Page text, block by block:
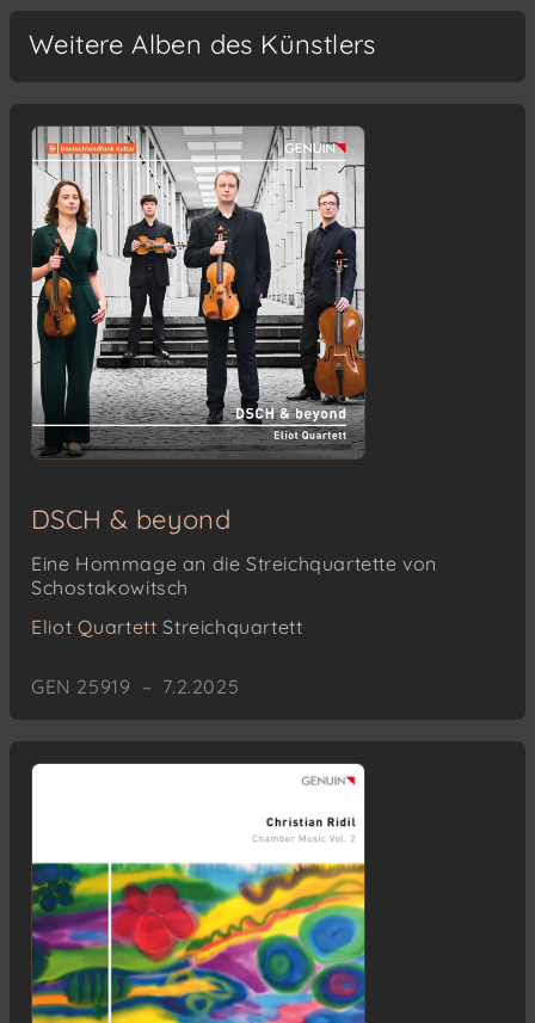
Weitere Alben des Künstlers
DSCH & beyond
Eine Hommage an die Streichquartette von
Schostakowitsch
Eliot Quartett Streichquartett
GEN 25919 – 7.2.2025